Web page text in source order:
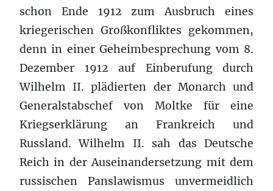
schon Ende 1912 zum Ausbruch eines
kriegerischen Großkonfliktes gekommen,
denn in einer Geheimbesprechung vom 8.
Dezember 1912 auf Einberufung durch
Wilhelm II. plädierten der Monarch und
Generalstabschef von Moltke für eine
Kriegserklärung an Frankreich und
Russland. Wilhelm II. sah das Deutsche
Reich in der Auseinandersetzung mit dem
russischen Panslawismus unvermeidlich